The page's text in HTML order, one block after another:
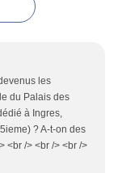
les
du Palais des
à Ingres,
? A-t-on des
<br /> <br /> <br />